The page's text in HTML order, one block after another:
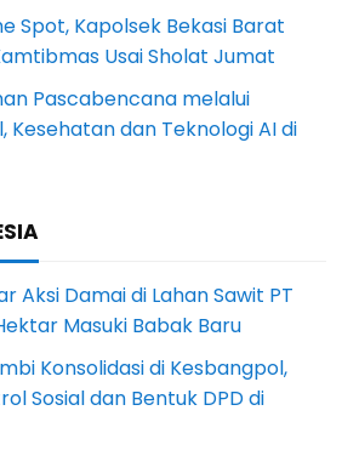
Spot, Kapolsek Bekasi Barat
Usai Sholat Jumat
Pascabencana melalui
Kesehatan dan Teknologi AI di
Aksi Damai di Lahan Sawit PT
Masuki Babak Baru
Konsolidasi di Kesbangpol,
Sosial dan Bentuk DPD di